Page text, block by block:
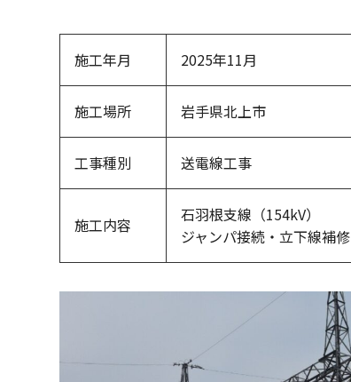
施工年月 2025年11月
施工場所 岩手県北上市
工事種別 送電線工事
施工内容
石羽根支線（154kV）
ジャンパ接続・立下線補修